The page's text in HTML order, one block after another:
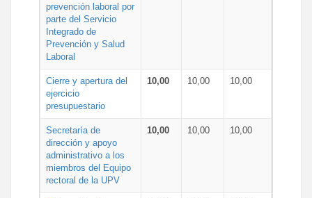
prevención laboral por
parte del Servicio
Integrado de
Prevención y Salud
Laboral
Cierre y apertura del
ejercicio
presupuestario
10,00 10,00 10,00
Secretaría de
dirección y apoyo
administrativo a los
miembros del Equipo
rectoral de la UPV
10,00 10,00 10,00